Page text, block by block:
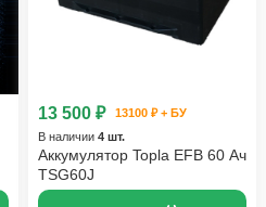
13 500 ₽
13100 ₽ + БУ
В наличии 4 шт.
Аккумулятор Topla EFB 60 Ач
TSG60J